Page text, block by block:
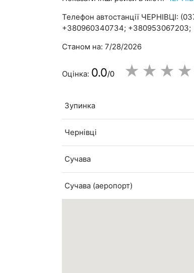
Телефон автостанції ЧЕРНІВЦІ:
+380960340734; +380953067203;
Станом на: 7/28/2026
Оцінка: 0.0/0 ★ ★ ★ ★
Зупинка
Чернівці
Сучава
Сучава (аеропорт)